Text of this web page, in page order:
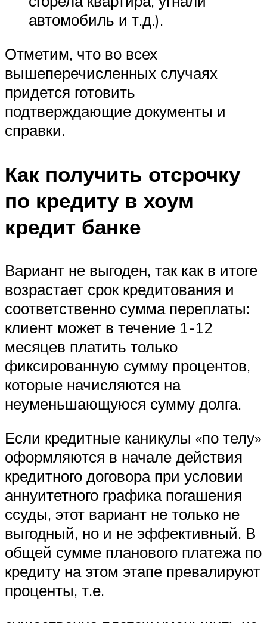
автомобиль и т.д.).
Отметим, что во всех
вышеперечисленных случаях
придется готовить
подтверждающие документы и
справки.
Как получить отсрочку
по кредиту в хоум
кредит банке
Вариант не выгоден, так как в итоге
возрастает срок кредитования и
соответственно сумма переплаты:
клиент может в течение 1-12
месяцев платить только
фиксированную сумму процентов,
которые начисляются на
неуменьшающуюся сумму долга.
Если кредитные каникулы «по телу»
оформляются в начале действия
кредитного договора при условии
аннуитетного графика погашения
ссуды, этот вариант не только не
выгодный, но и не эффективный. В
общей сумме планового платежа по
кредиту на этом этапе превалируют
проценты, т.е.